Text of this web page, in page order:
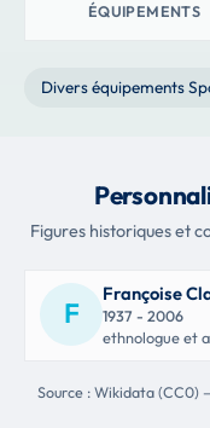
ÉQUIPEMENTS
Divers équipements
Figures historiques et
F
Françoise
1937 - 2006
ethnologue et
Source : Wikidata (CC0)